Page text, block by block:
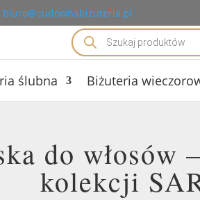
biuro@cudownabizuteria.pl
Wyszukiwarka
produktów
ślubna Biżuteria
do włosów
kolekcji